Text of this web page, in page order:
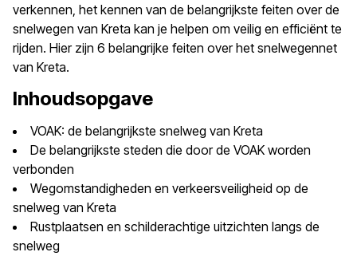
verkennen, het kennen van de belangrijkste feiten over de
snelwegen van Kreta kan je helpen om veilig en efficiënt te
rijden. Hier zijn 6 belangrijke feiten over het snelwegennet
van Kreta.
Inhoudsopgave
VOAK: de belangrijkste snelweg van Kreta
De belangrijkste steden die door de VOAK worden
verbonden
Wegomstandigheden en verkeersveiligheid op de
snelweg van Kreta
Rustplaatsen en schilderachtige uitzichten langs de
snelweg